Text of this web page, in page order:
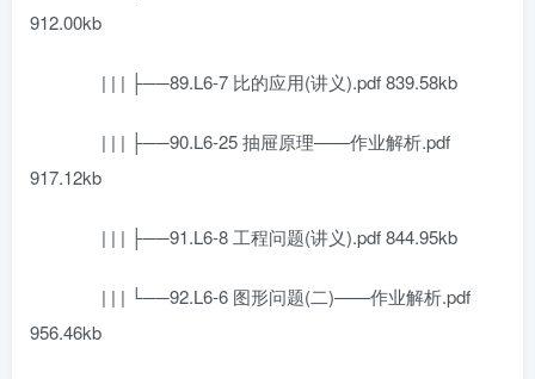
912.00kb
| | | ├──89.L6-7 比的应用(讲义).pdf 839.58kb
| | | ├──90.L6-25 抽屉原理——作业解析.pdf
917.12kb
| | | ├──91.L6-8 工程问题(讲义).pdf 844.95kb
| | | └──92.L6-6 图形问题(二)——作业解析.pdf
956.46kb